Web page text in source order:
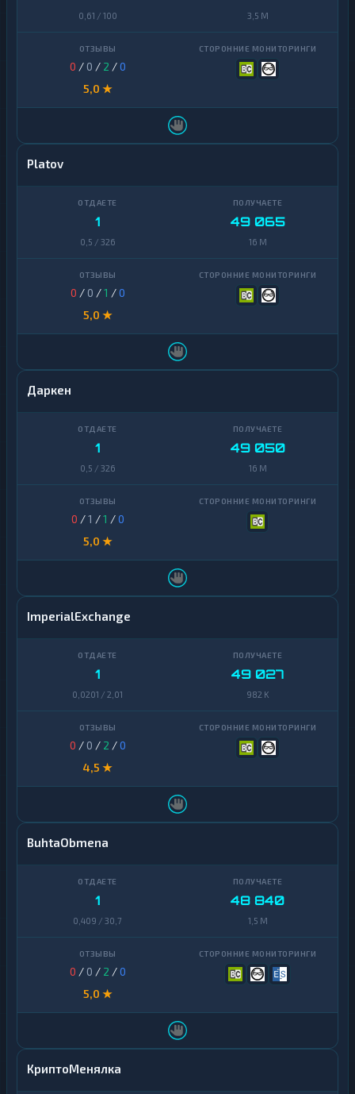
0,61 / 100 3,5 M
0 / 0 / 2 /0
5,0 ★
Platov
1
0,5 / 326
49 065
16 M
0 / 0 /1 /0
5,0 ★
Даркен
1
0,5 / 326
49 050
16 M
0 /1 /1 /0
5,0 ★
ImperialExchange
1
0,0201 / 2,01
49 027
982 K
0 / 0 / 2 /0
4,5 ★
BuhtaObmena
1
0,409 / 30,7
48 840
1,5 M
0 / 0 / 2 /0
5,0 ★
КриптоМенялка